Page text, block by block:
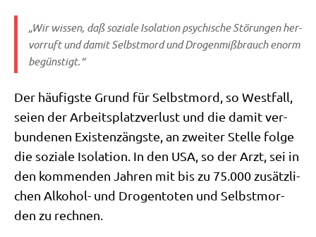
„Wir wis­sen, daß sozia­le Iso­la­ti­on psy­chi­sche Stö­run­gen her­
vor­ruft und damit Selbst­mord und Dro­gen­miß­brauch enorm
begünstigt.“
Der häu­fig­ste Grund für Selbst­mord, so West­fall,
sei­en der Arbeits­platz­ver­lust und die damit ver­
bun­de­nen Exi­stenz­äng­ste, an zwei­ter Stel­le fol­ge
die sozia­le Iso­la­ti­on. In den USA, so der Arzt, sei in
den kom­men­den Jah­ren mit bis zu 75.000 zusätz­li­
chen Alko­hol- und Dro­gen­to­ten und Selbst­mor­
den zu rechnen.